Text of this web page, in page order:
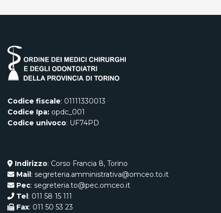
Codice fiscale: 01111330013
Codice Ipa: opdc_001
Codice univoco: UF74PD
Indirizzo: Corso Francia 8, Torino
Mail: segreteria.amministrativa@omceo.to.it
Pec: segreteria.to@pec.omceo.it
Tel: 011 58 15 111
Fax: 011 50 53 23